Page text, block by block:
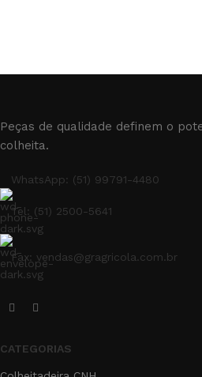
Peças de qualidade definem o
colheita.
WhatsApp: (51) 99791-4480
Tel: (51) 2500-5641
Fax: vendas@gragricola.com.br
CATEGORIAS